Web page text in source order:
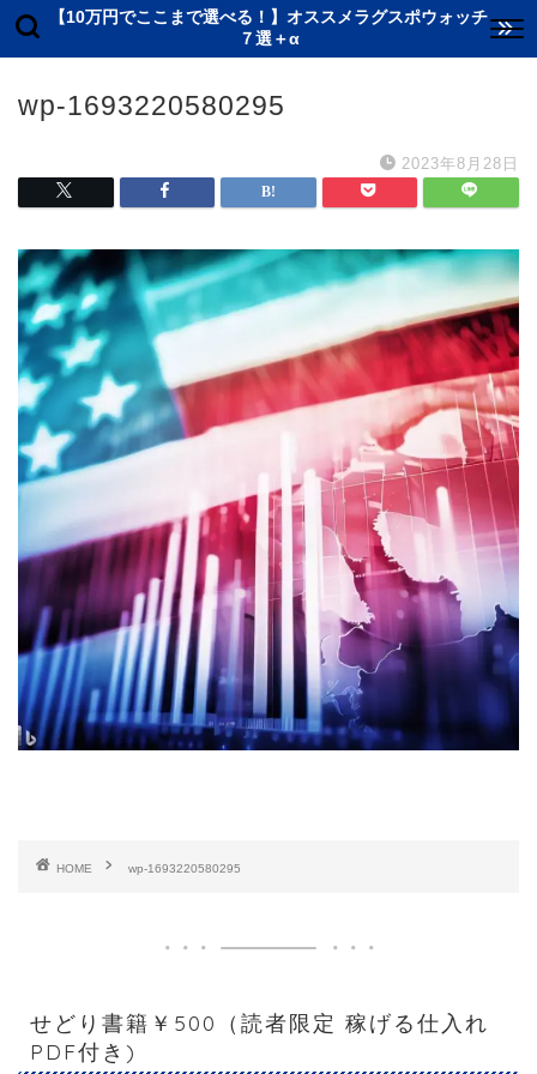
【10万円でここまで選べる！】オススメラグスポウォッチ
７選＋α
wp-1693220580295
2023年8月28日
HOME wp-1693220580295
せどり書籍￥500（読者限定 稼げる仕入れ
PDF付き)